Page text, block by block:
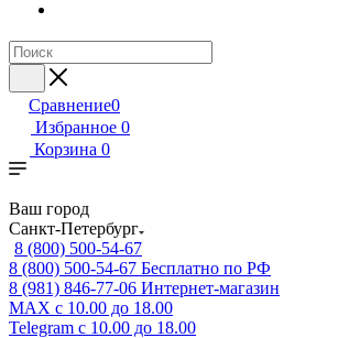
Сравнение0
Избранное 0
Корзина 0
Ваш город
Санкт-Петербург
8 (800) 500-54-67
8 (800) 500-54-67 Бесплатно по РФ
8 (981) 846-77-06 Интернет-магазин
MAX с 10.00 до 18.00
Telegram с 10.00 до 18.00